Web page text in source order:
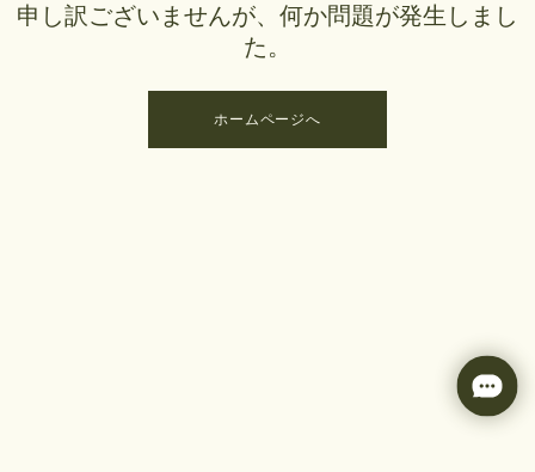
申し訳ございませんが、何か問題が発生しまし
た。
ホームページへ